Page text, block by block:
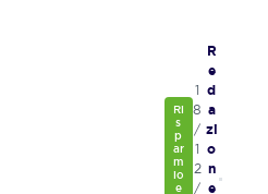
Ri
s
p
ar
m
io
e
1
8
/
1
2
/
R
e
d
a
zi
o
n
e